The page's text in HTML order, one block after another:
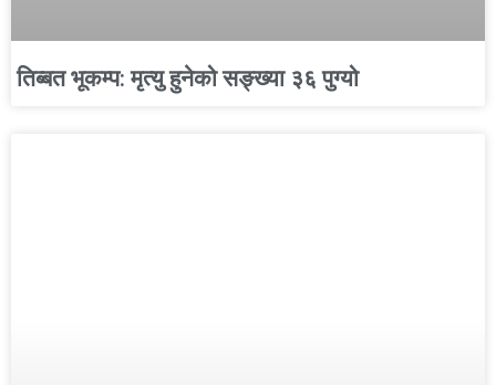
तिब्बत भूकम्प: मृत्यु हुनेको सङ्ख्या ३६ पुग्यो